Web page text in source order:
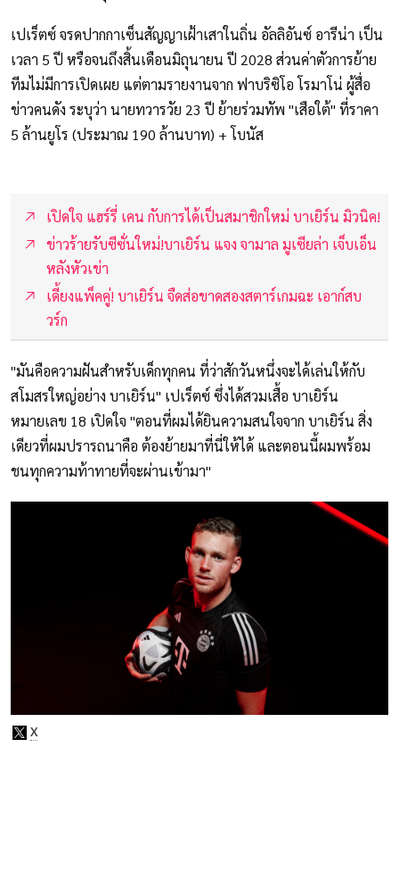
เปเร็ตซ์ จรดปากกาเซ็นสัญญาเฝ้าเสาในถิ่น อัลลิอันซ์ อารีน่า เป็น
เวลา 5 ปี หรือจนถึงสิ้นเดือนมิถุนายน ปี 2028 ส่วนค่าตัวการย้าย
ทีมไม่มีการเปิดเผย แต่ตามรายงานจาก ฟาบริซิโอ โรมาโน่ ผู้สื่อ
ข่าวคนดัง ระบุว่า นายทวารวัย 23 ปี ย้ายร่วมทัพ "เสือใต้" ที่ราคา
5 ล้านยูโร (ประมาณ 190 ล้านบาท) + โบนัส
เปิดใจ แฮร์รี่ เคน กับการได้เป็นสมาชิกใหม่ บาเยิร์น มิวนิค!
ข่าวร้ายรับซีซั่นใหม่!บาเยิร์น แจง จามาล มูเซียล่า เจ็บเอ็น
หลังหัวเข่า
เดี้ยงแพ็คคู่! บาเยิร์น จืดส่อขาดสองสตาร์เกมฉะ เอาก์สบ
วร์ก
"มันคือความฝันสำหรับเด็กทุกคน ที่ว่าสักวันหนึ่งจะได้เล่นให้กับ
สโมสรใหญ่อย่าง บาเยิร์น" เปเร็ตซ์ ซึ่งได้สวมเสื้อ บาเยิร์น
หมายเลข 18 เปิดใจ "ตอนที่ผมได้ยินความสนใจจาก บาเยิร์น สิ่ง
เดียวที่ผมปรารถนาคือ ต้องย้ายมาที่นี่ให้ได้ และตอนนี้ผมพร้อม
ชนทุกความท้าทายที่จะผ่านเข้ามา"